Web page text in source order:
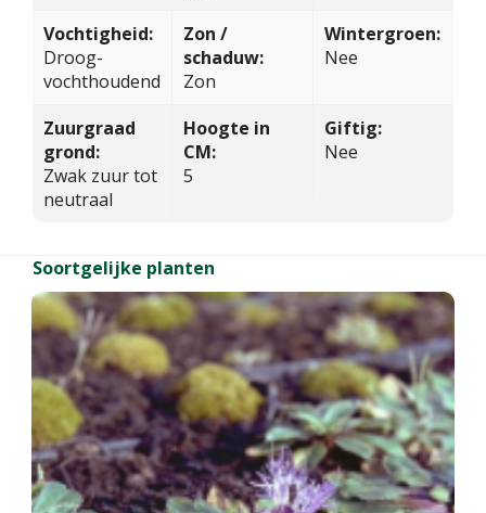
Vochtigheid:
Droog-
vochthoudend
Zon /
schaduw:
Zon
Wintergroen:
Nee
Zuurgraad
grond:
Zwak zuur tot
neutraal
Hoogte in
CM:
5
Giftig:
Nee
Soortgelijke planten